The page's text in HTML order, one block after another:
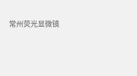
常州荧光显微镜